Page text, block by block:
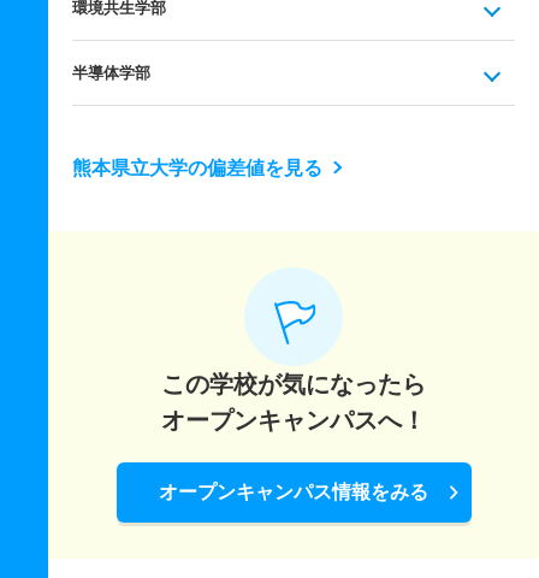
環境共生学部
半導体学部
熊本県立大学の偏差値を見る
この学校が気になったら
オープンキャンパスへ！
オープンキャンパス情報をみる